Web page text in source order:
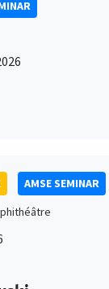
des services tiers
êtes libre
.